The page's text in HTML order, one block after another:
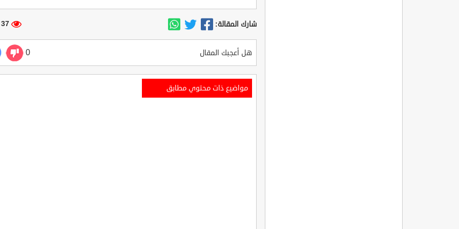
شارك المقالة: 37 مشاهدة
هل أعجبك المقال 0
مواضيع ذات محتوي مطابق